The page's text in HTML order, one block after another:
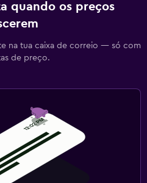
quando os preços
na tua caixa de correio — só com
de preço.